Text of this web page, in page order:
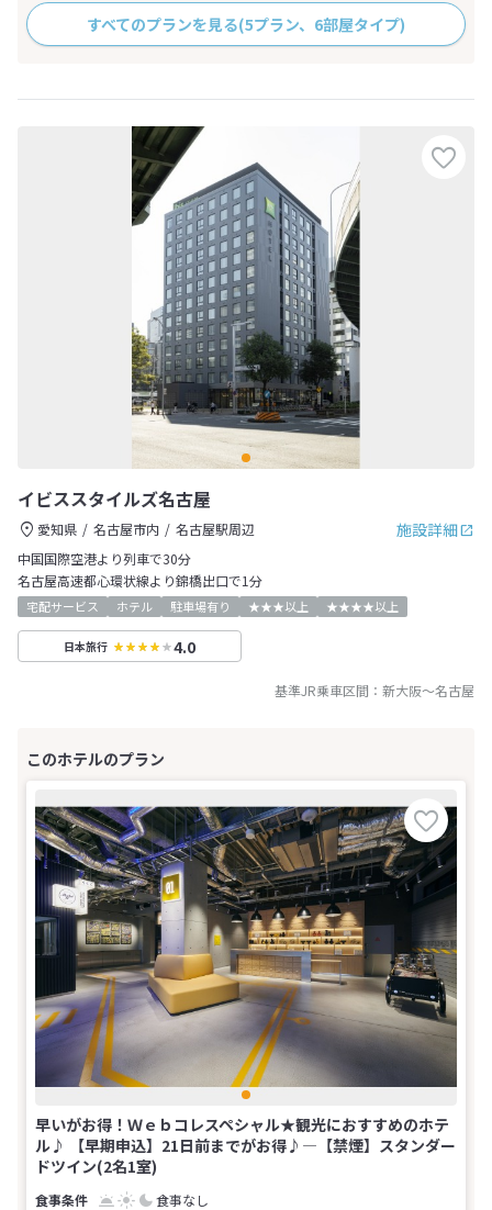
すべてのプランを見る(5プラン、6部屋タイプ)
イビススタイルズ名古屋
施設詳細
愛知県 名古屋市内
名古屋駅周辺
中国国際空港より列車で30分
名古屋高速都心環状線より錦橋出口で1分
宅配サービス ホテル 駐車場有り ★★★以上 ★★★★以上
日本旅行 4.0
基準JR乗車区間： 新大阪～名古屋
早いがお得！Ｗｅｂコレスペシャル★観光におすすめのホテ
ル♪ 【早期申込】21日前までがお得♪―【禁煙】スタンダー
ドツイン(2名1室)
食事なし